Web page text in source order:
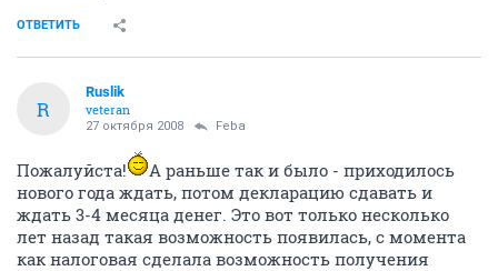
ОТВЕТИТЬ
R
Ruslik
veteran
27 октября 2008 Feba
Пожалуйста!
А раньше так и было - приходилось
нового года ждать, потом декларацию сдавать и
ждать 3-4 месяца денег. Это вот только несколько
лет назад такая возможность появилась, с момента
как налоговая сделала возможность получения